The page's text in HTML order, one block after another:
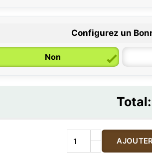
Configurez un
Non
Total: